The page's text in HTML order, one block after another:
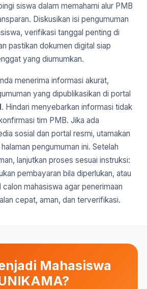
siswa dalam memahami alur PMB
Diskusikan isi pengumuman
verifikasi tanggal penting di
pastikan dokumen digital siap
yang diumumkan.
menerima informasi akurat,
yang dipublikasikan di portal
. Hindari menyebarkan informasi tidak
tim PMB. Jika ada
sosial dan portal resmi, utamakan
pengumuman ini. Setelah
lanjutkan proses sesuai instruksi:
pembayaran bila diperlukan, atau
mahasiswa agar penerimaan
cepat, aman, dan terverifikasi.
Mahasiswa